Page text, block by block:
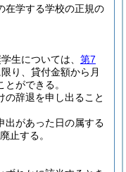
在学する学校の正規の
生については、 第7
り、貸付金額から月
ができる。
の辞退を申し出ること
出があった日の属する
止する。